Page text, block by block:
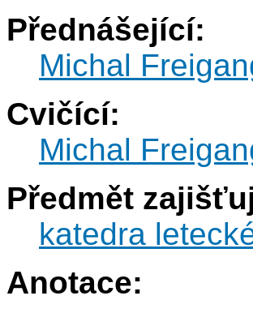
Přednášející:
Michal
Cvičící:
Michal
Předmět
katedra
Anotace: